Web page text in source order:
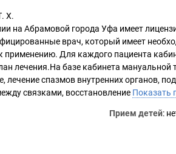
Х.
на Абрамовой города Уфа имеет
врач, который имеет
применению. Для каждого пациента
лечения.На базе кабинета мануальной
лечение спазмов внутренних органов,
связками, восстановление Показать
Прием детей: